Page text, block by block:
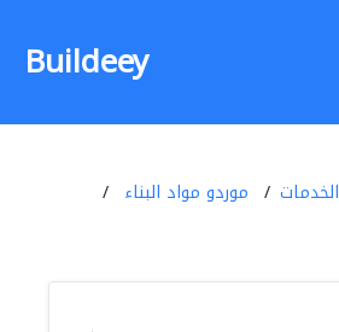
Buildeey
الخدمات
موردو مواد البناء